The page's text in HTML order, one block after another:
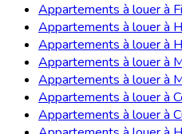
Appartements à louer à
Appartements à louer à
Appartements à louer à
Appartements à louer à
Appartements à louer à
Appartements à louer à
Appartements à louer à